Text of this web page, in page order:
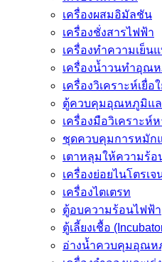
เครื่องผสมอิมัลชัน
เครื่องชั่งสารไฟฟ้า
เครื่องทำความเย็น
เครื่องน้ำวนทำอุณ
เครื่องวิเคราะห์เยื่อ
ตู้ควบคุมอุณหภูมิแ
เครื่องมือวิเคราะ
ชุดควบคุมการหมัก
เตาหลุมให้ความร้อ
เครื่องย่อยไนโตรเจ
เครื่องไตเตรท
ตู้อบความร้อนไฟฟ้า
ตู้เลี้ยงเชื้อ
อ่างน้ำควบคุมอุณห